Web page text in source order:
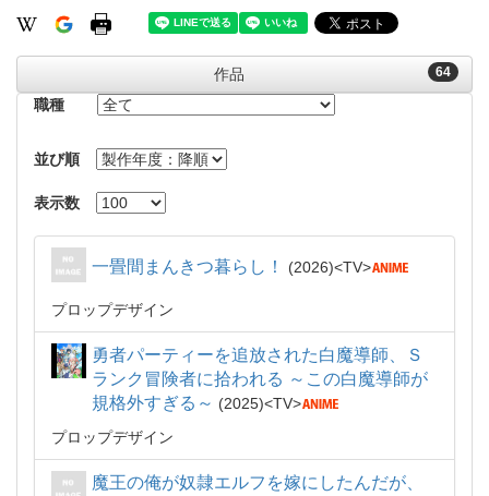
64
作品
職種
並び順
表示数
一畳間まんきつ暮らし！ 2026 TV
プロップデザイン
勇者パーティーを追放された白魔導師、Ｓ
ランク冒険者に拾われる ～この白魔導師が
規格外すぎる～
2025
TV
プロップデザイン
魔王の俺が奴隷エルフを嫁にしたんだが、